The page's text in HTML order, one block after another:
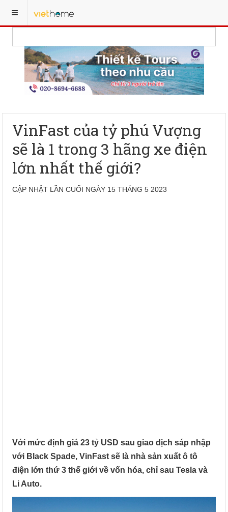
VinFast của tỷ phú Vượng
sẽ là 1 trong 3 hãng xe điện
lớn nhất thế giới?
CẬP NHẬT LẦN CUỐI NGÀY 15 THÁNG 5 2023
Với mức định giá 23 tỷ USD sau giao dịch sáp nhập
với Black Spade, VinFast sẽ là nhà sản xuất ô tô
điện lớn thứ 3 thế giới về vốn hóa, chỉ sau Tesla và
Li Auto.